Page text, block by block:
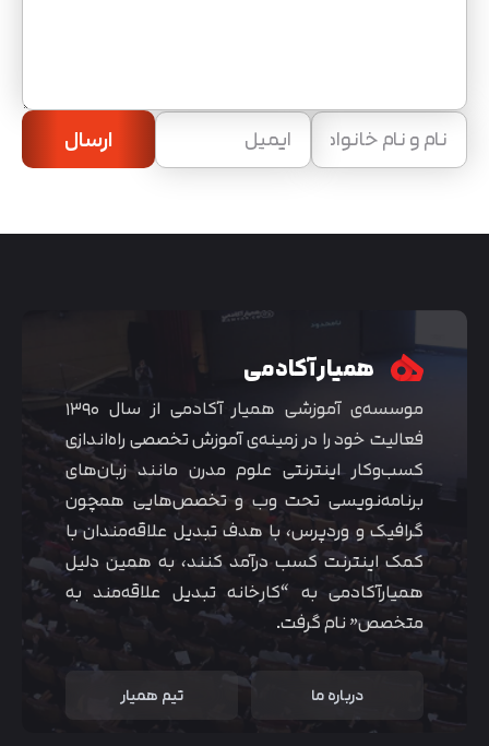
ارسال
همیار آکادمی
موسسه‌ی آموزشی همیار آکادمی از سال ۱۳۹۰
فعالیت خود را در زمینه‌ی آموزش تخصصی راه‌اندازی
کسب‌و‌کار اینترنتی علوم مدرن مانند زبان‌های
برنامه‌نویسی تحت وب و تخصص‌هایی همچون
گرافیک و وردپرس، با هدف تبدیل علاقه‌مندان با
کمک اینترنت کسب درآمد کنند، به همین دلیل
همیارآکادمی به “کارخانه تبدیل علاقه‌مند به
متخصص” نام گرفت.
درباره ما تیم همیار